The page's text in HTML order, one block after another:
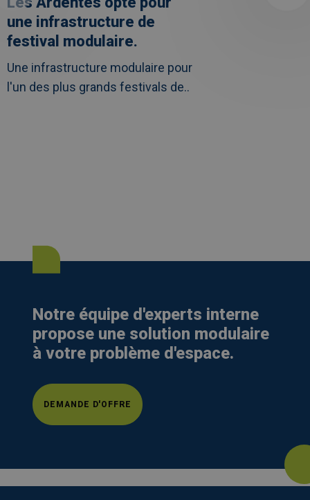
une infrastructure de
festival modulaire.
Une infrastructure modulaire pour
l'un des plus grands festivals de..
Notre équipe d'experts interne
propose une solution modulaire
à votre problème d'espace.
DEMANDE D'OFFRE